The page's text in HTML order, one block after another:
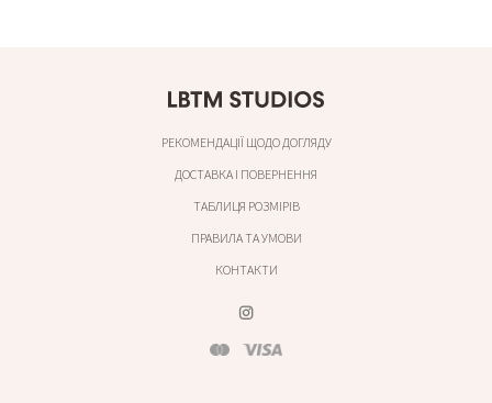
РЕКОМЕНДАЦІЇ ЩОДО ДОГЛЯДУ
ДОСТАВКА І ПОВЕРНЕННЯ
ТАБЛИЦЯ РОЗМІРІВ
ПРАВИЛА ТА УМОВИ
КОНТАКТИ